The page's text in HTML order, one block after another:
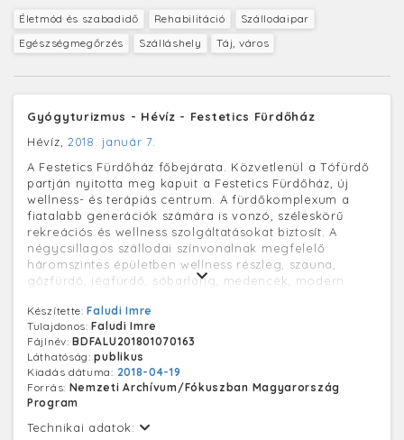
Életmód és szabadidő Rehabilitáció
Szállodaipar
Egészségmegőrzés
Szálláshely Táj, város
Gyógyturizmus - Hévíz - Festetics Fürdőház
Hévíz, 2018. január 7.
A Festetics Fürdőház főbejárata. Közvetlenül a Tófürdő
partján nyitotta meg kapuit a Festetics Fürdőház, új
wellness- és terápiás centrum. A fürdőkomplexum a
fiatalabb generációk számára is vonzó, széleskörű
rekreációs és wellness szolgáltatásokat biztosít. A
négycsillagos szállodai színvonalnak megfelelő
háromszintes épületben wellness részleg, szauna,
gőzfürdő, jégfürdő, sóbarlang, medencék, modern
szépségszalon, iszapkezelők és mozgásterápia várja az
ide látogatókat.
Készítette:Faludi Imre
Tulajdonos:Faludi Imre
Fájlnév:BDFALU201801070163
Láthatóság:publikus
Kiadás dátuma: 2018-04-19
Forrás: Nemzeti Archívum/Fókuszban Magyarország
Program
Technikai adatok: